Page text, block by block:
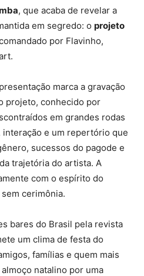
, que acaba de revelar a
em segredo: o projeto
por Flavinho,
marca a gravação
projeto, conhecido por
em grandes rodas
interação e um repertório que
sucessos do pagode e
trajetória do artista. A
com o espírito do
cerimônia.
bares do Brasil pela revista
um clima de festa do
famílias e quem mais
natalino por uma